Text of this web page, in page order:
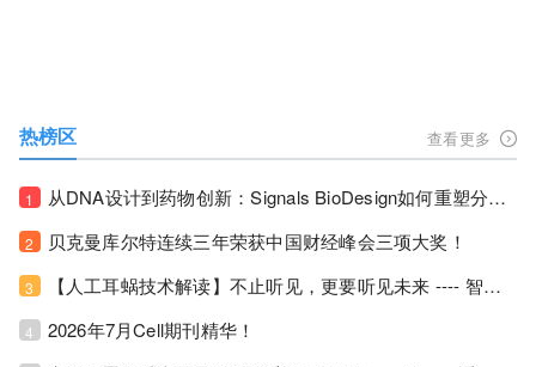
热榜区 查看更多
1 从DNA设计到药物创新：Signals BioDesign如何重塑分子生物学研发生态！
2 贝克曼库尔特连续三年荣获中国财经峰会三项大奖！
3 【人工耳蜗技术解读】不止听见，更要听见未来 ---- 智能耳蜗，开启人工耳蜗技术新纪元！
4 2026年7月Cell期刊精华！